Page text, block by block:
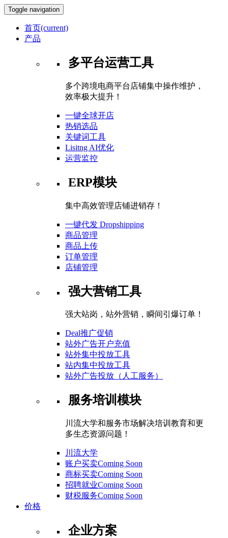
Toggle navigation
首页(current)
产品
多平台运营工具
多个跨境电商平台店铺集中操作维护，
效率极大提升！
一键全球开店
热销选品
关键词工具
Lisitng AI优化
运营监控
ERP模块
集中高效管理店铺进销存！
一键代发 Dropshipping
商品管理
商品上传
订单管理
店铺管理
强大营销工具
强大站岗，站外营销，瞬间引爆订单！
Deal推广促销
站外广告开户充值
站外集中投放工具
站内集中投放工具
站外广告投放（人工服务）
服务培训模块
川流大学和服务市场解决培训教育和更
多生态资源问题！
川流大学
账户买卖Coming Soon
商标买卖Coming Soon
招聘就业Coming Soon
财税服务Coming Soon
价格
企业方案